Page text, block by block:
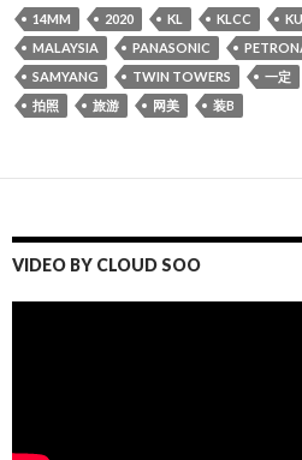
14MM 2020 KL KLCC
MALAYSIA
PANASONIC
SAMYANG
TWIN TOWERS 一定
拍照
旅游 网美 装B
VIDEO BY CLOUD SOO